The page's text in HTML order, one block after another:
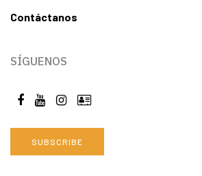
Contáctanos
SÍGUENOS
SUBSCRIBE